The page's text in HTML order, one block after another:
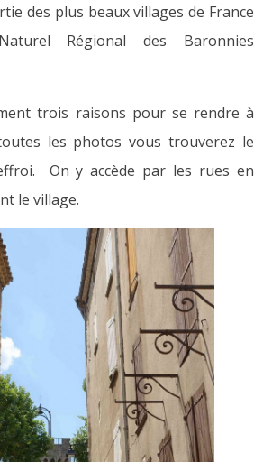
des plus beaux villages de France
Régional des Baronnies
trois raisons pour se rendre à
les photos vous trouverez le
On y accède par les rues en
le village.